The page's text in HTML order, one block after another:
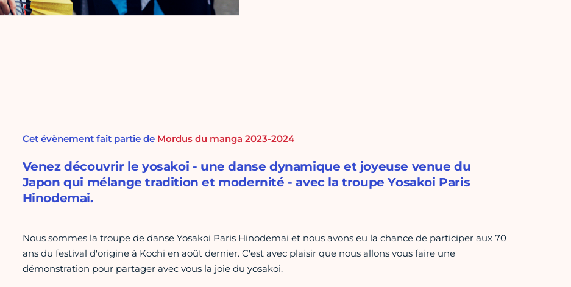
Cet évènement fait partie de Mordus du manga 2023-2024
Venez découvrir le yosakoi - une danse dynamique et joyeuse venue du
Japon qui mélange tradition et modernité - avec la troupe Yosakoi Paris
Hinodemai.
Nous sommes la troupe de danse Yosakoi Paris Hinodemai et nous avons eu la chance de participer aux 70
ans du festival d'origine à Kochi en août dernier. C'est avec plaisir que nous allons vous faire une
démonstration pour partager avec vous la joie du yosakoi.